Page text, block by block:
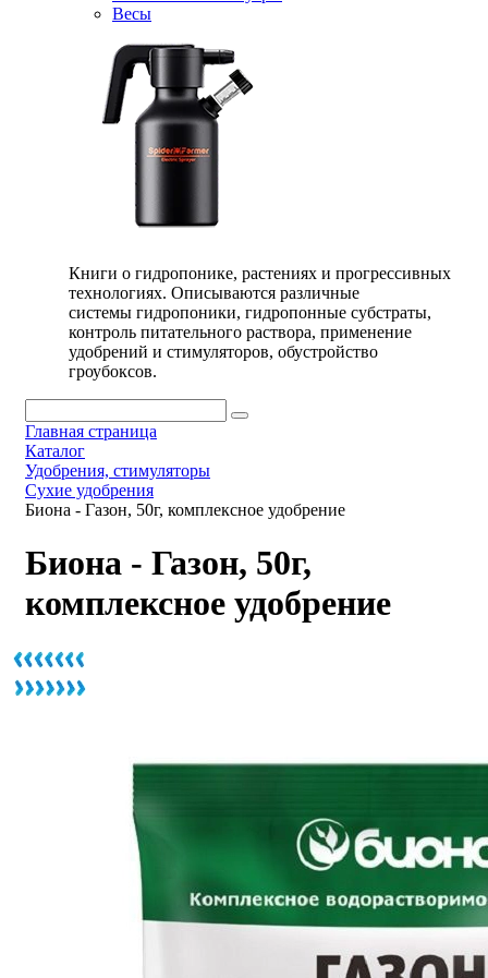
Весы
Книги о гидропонике, растениях и прогрессивных
технологиях. Описываются различные
системы гидропоники, гидропонные субстраты,
контроль питательного раствора, применение
удобрений и стимуляторов, обустройство
гроубоксов.
Главная страница
Каталог
Удобрения, стимуляторы
Сухие удобрения
Биона - Газон, 50г, комплексное удобрение
Биона - Газон, 50г,
комплексное удобрение